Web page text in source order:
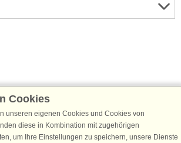
Ferienhaus-Fans an
von 25 € für Ihren nächsten
Sie sich einfach für den DanCenter Newsletter
Cookies
unseren eigenen Cookies und Cookies von
diese in Kombination mit zugehörigen
um Ihre Einstellungen zu speichern, unsere Dienste